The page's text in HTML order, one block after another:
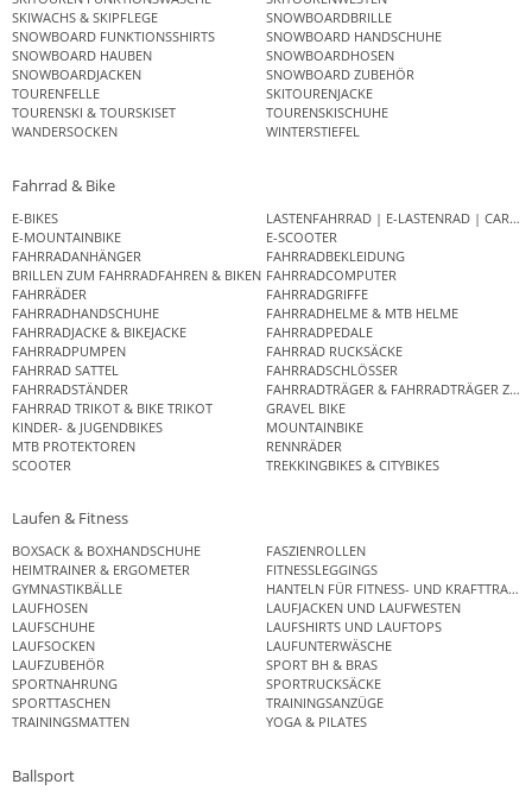
SKIWACHS & SKIPFLEGE
SNOWBOARDBRILLE
SNOWBOARD FUNKTIONSSHIRTS
SNOWBOARD HANDSCHUHE
SNOWBOARD HAUBEN
SNOWBOARDHOSEN
SNOWBOARDJACKEN
SNOWBOARD ZUBEHÖR
TOURENFELLE
SKITOURENJACKE
TOURENSKI & TOURSKISET
TOURENSKISCHUHE
WANDERSOCKEN
WINTERSTIEFEL
Fahrrad & Bike
E-BIKES
LASTENFAHRRAD | E-LASTENRAD |
E-MOUNTAINBIKE
E-SCOOTER
FAHRRADANHÄNGER
FAHRRADBEKLEIDUNG
BRILLEN ZUM FAHRRADFAHREN & BIKEN FAHRRADCOMPUTER
FAHRRÄDER
FAHRRADGRIFFE
FAHRRADHANDSCHUHE
FAHRRADHELME & MTB HELME
FAHRRADJACKE & BIKEJACKE
FAHRRADPEDALE
FAHRRADPUMPEN
FAHRRAD RUCKSÄCKE
FAHRRAD SATTEL
FAHRRADSCHLÖSSER
FAHRRADSTÄNDER
FAHRRADTRÄGER & FAHRRADTRÄGER
FAHRRAD TRIKOT & BIKE TRIKOT
GRAVEL BIKE
KINDER- & JUGENDBIKES
MOUNTAINBIKE
MTB PROTEKTOREN
RENNRÄDER
SCOOTER
TREKKINGBIKES & CITYBIKES
Laufen & Fitness
BOXSACK & BOXHANDSCHUHE
FASZIENROLLEN
HEIMTRAINER & ERGOMETER
FITNESSLEGGINGS
GYMNASTIKBÄLLE
HANTELN FÜR FITNESS- UND
LAUFHOSEN
LAUFJACKEN UND LAUFWESTEN
LAUFSCHUHE
LAUFSHIRTS UND LAUFTOPS
LAUFSOCKEN
LAUFUNTERWÄSCHE
LAUFZUBEHÖR
SPORT BH & BRAS
SPORTNAHRUNG
SPORTRUCKSÄCKE
SPORTTASCHEN
TRAININGSANZÜGE
TRAININGSMATTEN
YOGA & PILATES
Ballsport